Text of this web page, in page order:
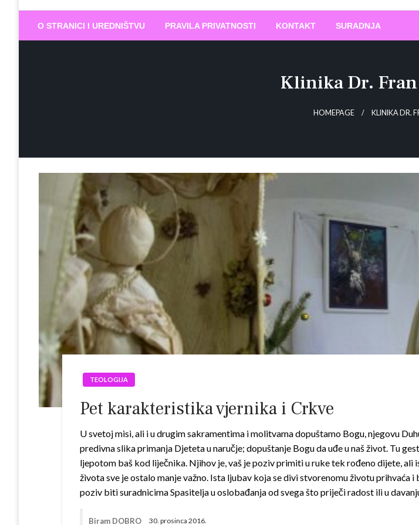
Biram DOBRO
O STRANICI I UREDNIŠTVU PRAVILA PRIVATNOSTI KONTAKT SURADNJA
Klinika Dr.
HOMEPAGE KLINIKA DR.
TEOLOGIJA
Pet karakteristika vjernika i Crkve
U svetoj misi, ali i u drugim sakramentima i molitvama dopuštamo Bogu, njegovu
predivna slika primanja Djeteta u naručje; dopuštanje Bogu da uđe u naš život. Tu
ljepotom baš kod liječnika. Njihov je, vaš je poziv primiti u ruke tek rođeno dijete,
života sve je ostalo manje važno. Ista ljubav koja se divi stvorenomu životu
poziv biti suradnicima Spasitelja u oslobađanja od svega što priječi radost ili u
Biram DOBRO 30. prosinca 2016.